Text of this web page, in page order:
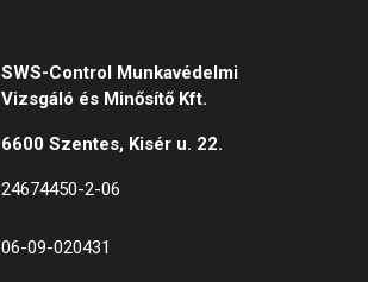
SWS-Control Munkavédelmi
Vizsgáló és Minősítő Kft.
6600 Szentes, Kisér u. 22.
24674450-2-06
06-09-020431